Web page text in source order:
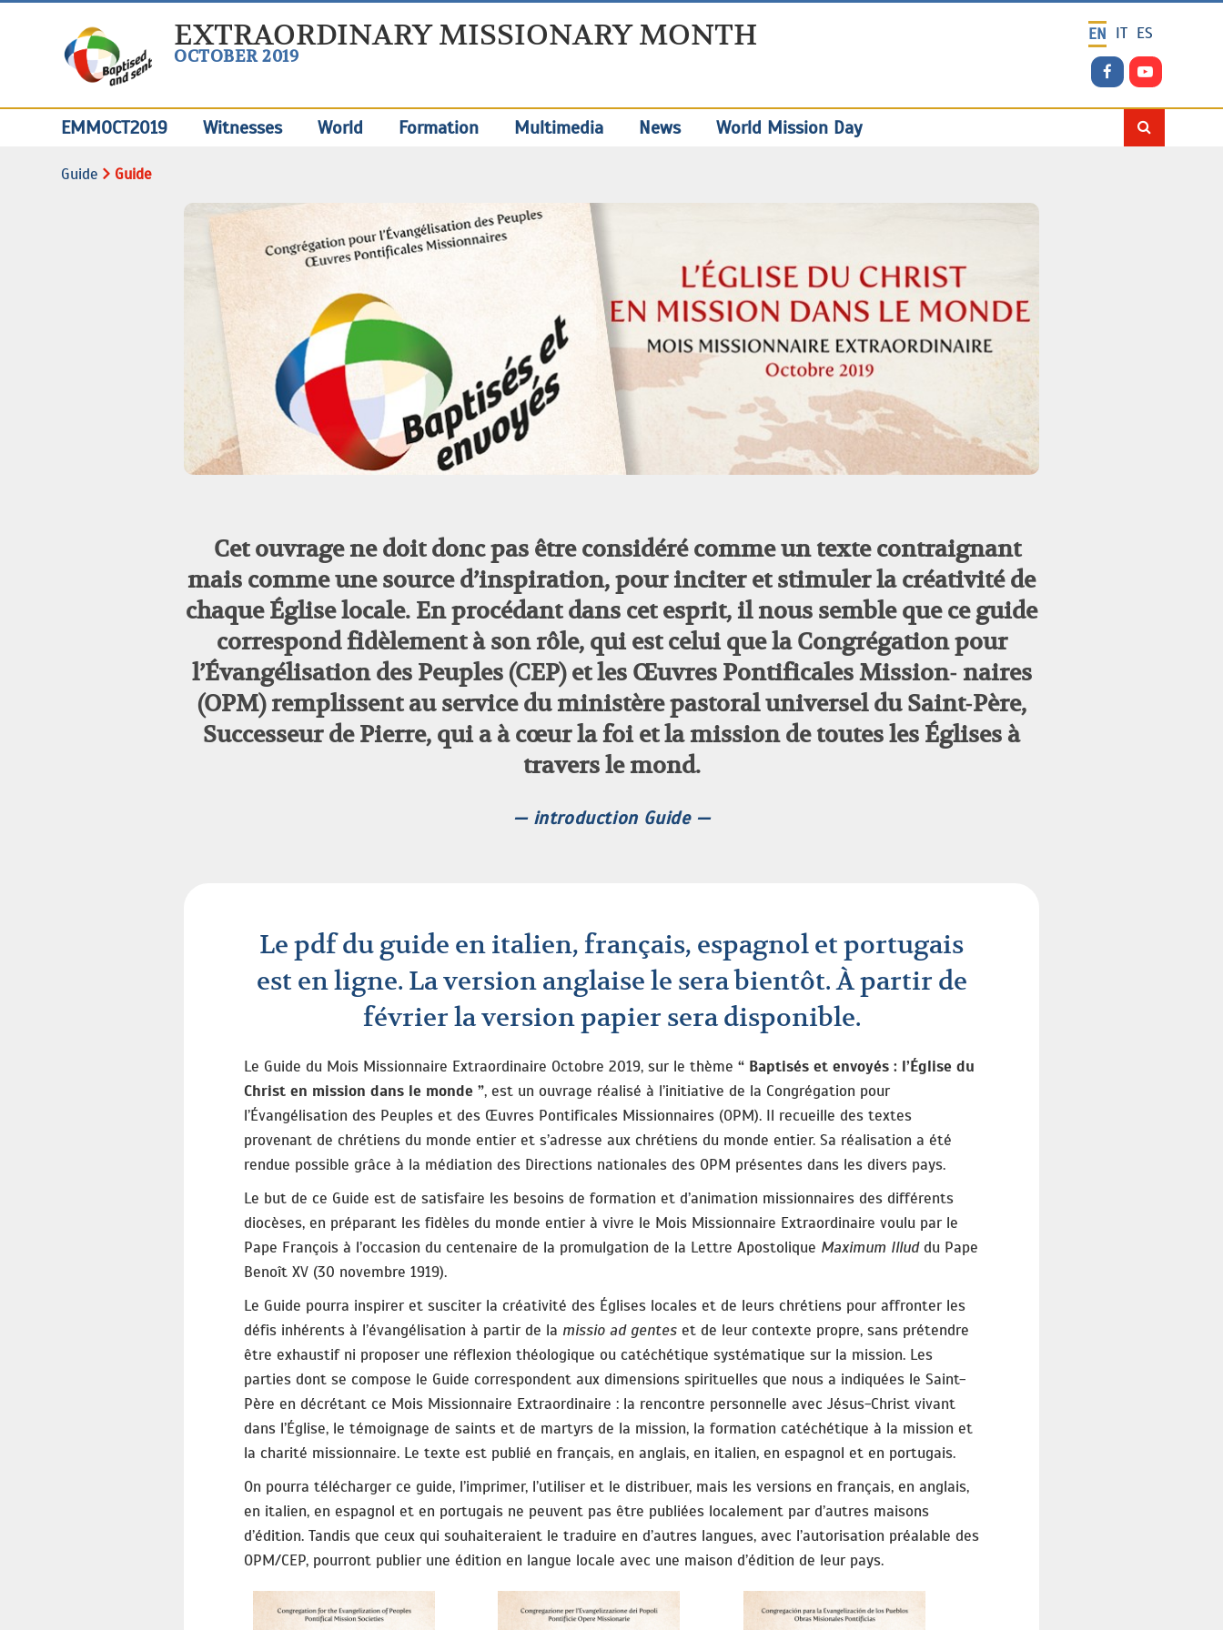
EXTRAORDINARY MISSIONARY MONTH
OCTOBER 2019
EN IT ES
EMMOCT2019 Witnesses World Formation Multimedia News World Mission Day
Guide Guide
Cet ouvrage ne doit donc pas être considéré comme un texte contraignant
mais comme une source d’inspiration, pour inciter et stimuler la créativité de
chaque Église locale. En procédant dans cet esprit, il nous semble que ce guide
correspond fidèlement à son rôle, qui est celui que la Congrégation pour
l’Évangélisation des Peuples (CEP) et les Œuvres Pontificales Mission- naires
(OPM) remplissent au service du ministère pastoral universel du Saint-Père,
Successeur de Pierre, qui a à cœur la foi et la mission de toutes les Églises à
travers le mond.
— introduction Guide —
Le pdf du guide en italien, français, espagnol et portugais
est en ligne. La version anglaise le sera bientôt. À partir de
février la version papier sera disponible.
Le Guide du Mois Missionnaire Extraordinaire Octobre 2019, sur le thème “ Baptisés et envoyés : l’Église du
Christ en mission dans le monde ”, est un ouvrage réalisé à l’initiative de la Congrégation pour
l’Évangélisation des Peuples et des Œuvres Pontificales Missionnaires (OPM). Il recueille des textes
provenant de chrétiens du monde entier et s’adresse aux chrétiens du monde entier. Sa réalisation a été
rendue possible grâce à la médiation des Directions nationales des OPM présentes dans les divers pays.
Le but de ce Guide est de satisfaire les besoins de formation et d’animation missionnaires des différents
diocèses, en préparant les fidèles du monde entier à vivre le Mois Missionnaire Extraordinaire voulu par le
Pape François à l’occasion du centenaire de la promulgation de la Lettre Apostolique Maximum Illuddu Pape
Benoît XV (30 novembre 1919).
Le Guide pourra inspirer et susciter la créativité des Églises locales et de leurs chrétiens pour affronter les
défis inhérents à l’évangélisation à partir de la missio ad gentes et de leur contexte propre, sans prétendre
être exhaustif ni proposer une réflexion théologique ou catéchétique systématique sur la mission. Les
parties dont se compose le Guide correspondent aux dimensions spirituelles que nous a indiquées le Saint-
Père en décrétant ce Mois Missionnaire Extraordinaire : la rencontre personnelle avec Jésus-Christ vivant
dans l’Église, le témoignage de saints et de martyrs de la mission, la formation catéchétique à la mission et
la charité missionnaire. Le texte est publié en français, en anglais, en italien, en espagnol et en portugais.
On pourra télécharger ce guide, l’imprimer, l’utiliser et le distribuer, mais les versions en français, en anglais,
en italien, en espagnol et en portugais ne peuvent pas être publiées localement par d’autres maisons
d’édition. Tandis que ceux qui souhaiteraient le traduire en d’autres langues, avec l’autorisation préalable des
OPM/CEP, pourront publier une édition en langue locale avec une maison d’édition de leur pays.